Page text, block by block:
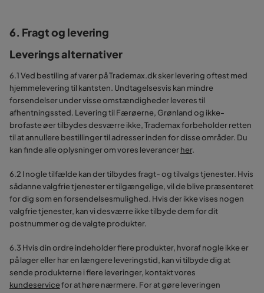
6. Fragt og levering
Leverings alternativer
6.1 Ved bestiling af varer på Trademax.dk sker levering oftest med
hjemmelevering til kantsten. Undtagelsesvis kan mindre
forsendelser under visse omstændigheder leveres til
afhentningssted. Levering til Færøerne, Grønland og ikke-
brofaste øer tilbydes desværre ikke, Trademax forbeholder retten
til at annullere bestillinger til adresser inden for disse områder. Du
kan finde alle oplysninger om vores leverancerher.
6.2 I nogle tilfælde kan der tilbydes fragt- og tilvalgs tjenester. Hvis
sådanne valgfrie tjenester er tilgængelige, vil de blive præsenteret
for dig som en forsendelsesmulighed. Hvis der ikke vises nogen
valgfrie tjenester, kan vi desværre ikke tilbyde dem for dit
postnummer og de valgte produkter.
6.3 Hvis din ordre indeholder flere produkter, hvoraf nogle ikke er
på lager eller har en længere leveringstid, kan vi tilbyde dig at
sende produkterne i flere leveringer, kontakt vores
kundeservicefor at høre nærmere. For at gøre leveringen